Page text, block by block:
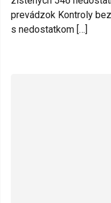
prevádzok Kontroly
s nedostatkom […]